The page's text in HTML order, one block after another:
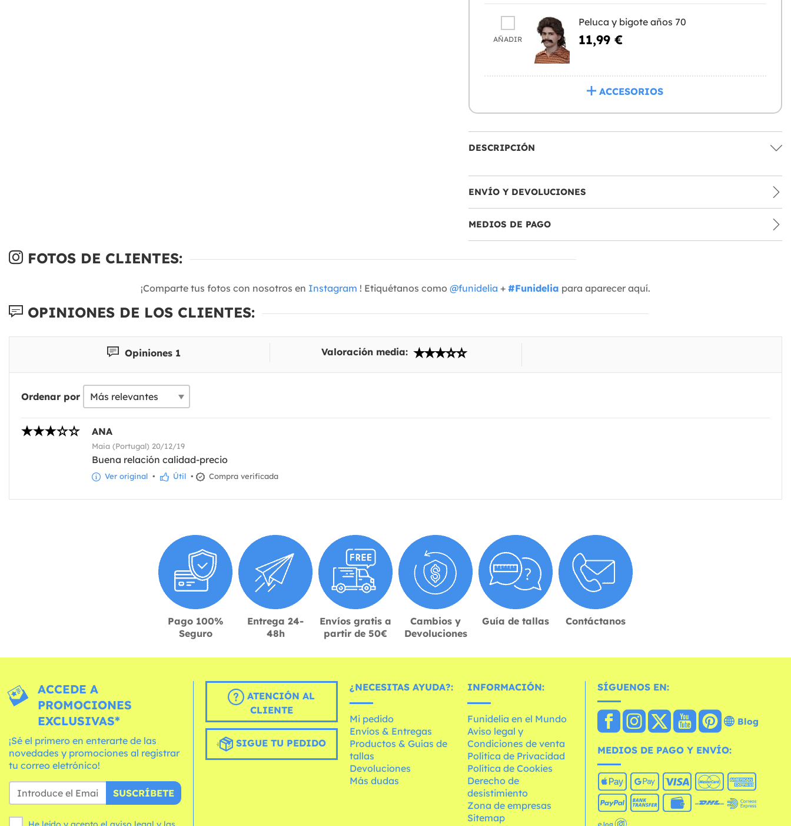
AÑADIR
Peluca y bigote años 70
11,99 €
ACCESORIOS
DESCRIPCIÓN
ENVÍO Y DEVOLUCIONES
MEDIOS DE PAGO
FOTOS DE CLIENTES:
¡Comparte tus fotos con nosotros en Instagram ! Etiquétanos como @funidelia + #Funidelia para aparecer aquí.
OPINIONES DE LOS CLIENTES:
Opiniones 1 Valoración media:
Ordenar por
ANA
Maia (Portugal) 20/12/19
Buena relación calidad-precio
Ver original • Útil • Compra verificada
Pago 100%
Seguro
Entrega 24-
48h
Envíos gratis a
partir de 50€
Cambios y
Devoluciones
Guía de tallas Contáctanos
ACCEDE A
PROMOCIONES
EXCLUSIVAS*
¡Sé el primero en enterarte de las
novedades y promociones al registrar
tu correo eletrónico!
SUSCRÍBETE
ATENCIÓN AL
CLIENTE
SIGUE TU PEDIDO
¿NECESITAS AYUDA?:
Mi pedido
Envíos & Entregas
Productos & Guías de
tallas
Devoluciones
Más dudas
INFORMACIÓN:
Funidelia en el Mundo
Aviso legal y
Condiciones de venta
Política de Privacidad
Política de Cookies
Derecho de
desistimiento
Zona de empresas
Sitemap
SÍGUENOS EN:
Blog
MEDIOS DE PAGO Y ENVÍO: